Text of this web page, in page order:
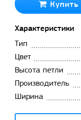
Купить
Характеристики
Тип
Цвет
Высота петли
Производитель
Ширина